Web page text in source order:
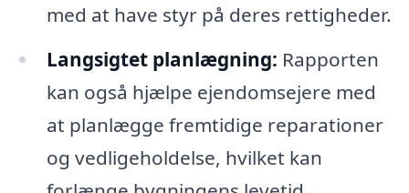
med at have styr på deres rettigheder.
Langsigtet planlægning: Rapporten
kan også hjælpe ejendomsejere med
at planlægge fremtidige reparationer
og vedligeholdelse, hvilket kan